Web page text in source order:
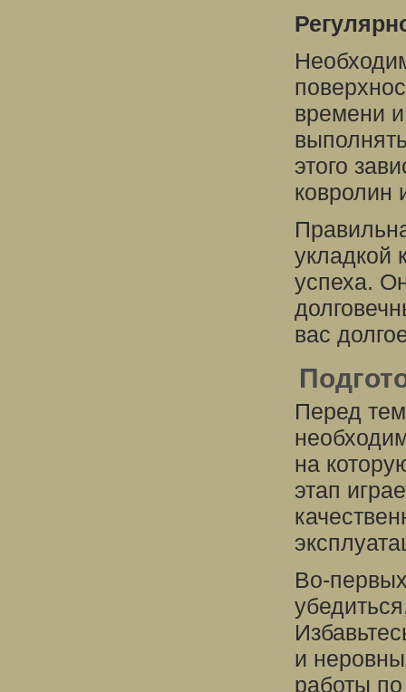
времени
этого
ковролин
укладкой
успеха.
вас
Перед
на
этап
Во-
и
работы